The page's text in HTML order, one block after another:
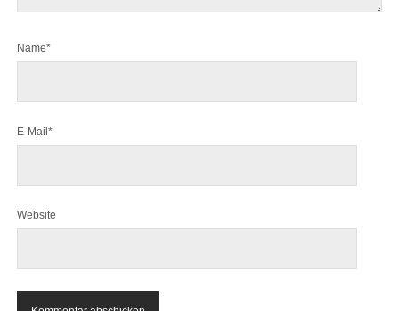
Name*
E-Mail*
Website